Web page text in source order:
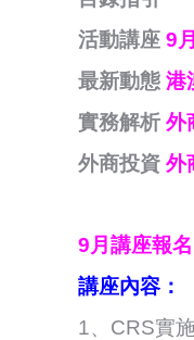
活動講座 9
最新動態 港
實務解析 外
外商投資 外
9月講座報
講座內容：
1、CRS實